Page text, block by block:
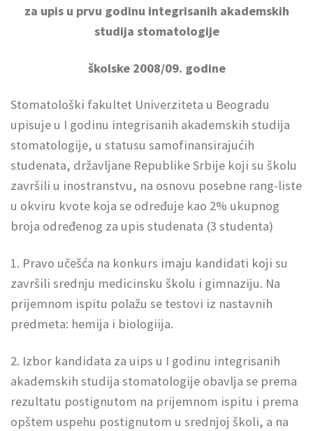
za upis u prvu godinu integrisanih akademskih
studija stomatologije
školske 2008/09. godine
Stomatološki fakultet Univerziteta u Beogradu
upisuje u I godinu integrisanih akademskih studija
stomatologije, u statusu samofinansirajućih
studenata, državljane Republike Srbije koji su školu
završili u inostranstvu, na osnovu posebne rang-liste
u okviru kvote koja se određuje kao 2% ukupnog
broja određenog za upis studenata (3 studenta)
1. Pravo učešća na konkurs imaju kandidati koji su
završili srednju medicinsku školu i gimnaziju. Na
prijemnom ispitu polažu se testovi iz nastavnih
predmeta: hemija i biologiija.
2. Izbor kandidata za uips u I godinu integrisanih
akademskih studija stomatologije obavlja se prema
rezultatu postignutom na prijemnom ispitu i prema
opštem uspehu postignutom u srednjoj školi, a na